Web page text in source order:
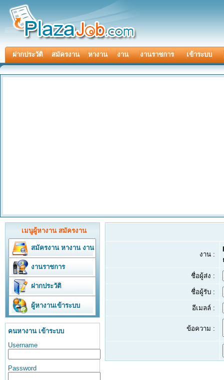
ฝากประวัติ สมัครงาน หางาน งาน งานราชการ เข้าระบบ
งาน :
ชื่อผู้ส่ง :
ชื่อผู้รับ :
อีเมลล์ :
ข้อความ :
เมนูผู้หางาน สมัครงาน
สมัครงาน หางาน งาน
งานราชการ
ฝากประวัติ
ผู้หางานเข้าระบบ
คนหางาน เข้าระบบ
Username
Password